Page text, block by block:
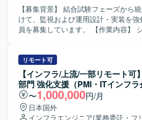
【募集背景】 結合試験フェーズから
けて、監視および運用設計・実装を
員を募集しています。 【作業内容】 システム監視およびロ
設計、収集対象や期間、ローテーショ
設計、ダッシュボードやSeverityルー
ーズ管理、月次報告内容などを含む運
ただきます。また、Cloud Watch、
OpsItemなど各種コンポーネントの実
す。結合試験および統合試験の中で、
リモート可
【インフラ/上流/一部リモート可
部門 強化支援（PMI・ITインフラ
〜1,000,000円/月
日本国外
インフラエンジニア(業務委託・フ